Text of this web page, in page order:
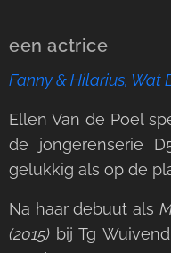
een actrice
Fanny & Hilarius, Wat
Ellen Van de Poel
de jongerenserie
gelukkig als op de
Na haar debuut als
(2015) bij Tg